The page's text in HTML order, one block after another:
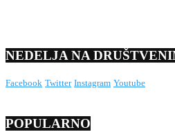
NEDELJA NA
Facebook Twitter Instagram Youtube
POPULARNO